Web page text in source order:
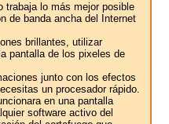
trabaja lo más mejor posible
de banda ancha del Internet
brillantes, utilizar
pantalla de los pixeles de
junto con los efectos
un procesador rápido.
en una pantalla
software activo del